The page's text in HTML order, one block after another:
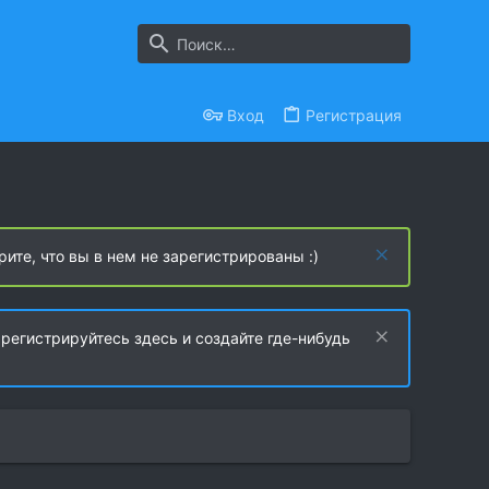
Вход Регистрация
что вы в нем не зарегистрированы :)
здесь и создайте где-нибудь